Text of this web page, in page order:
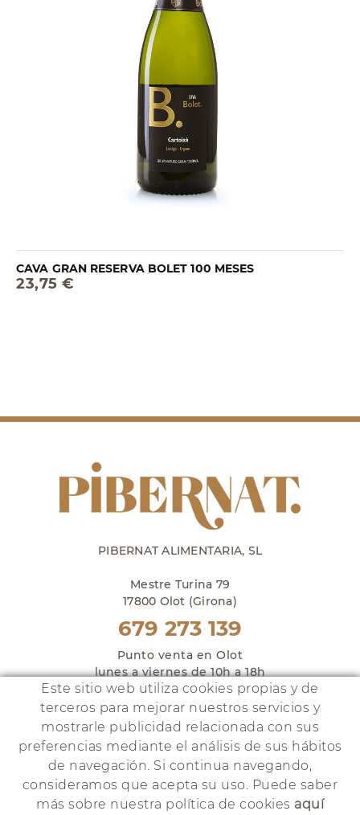
CAVA GRAN RESERVA BOLET 100 MESES
23,75 €
PIBERNAT ALIMENTARIA, SL
Mestre Turina 79
17800 Olot (Girona)
679 273 139
Punto venta en Olot
lunes a viernes de 10h a 18h
y sábados de 10h a 14h
Este proyecto ha sido financiado por:
Este sitio web utiliza cookies propias y de
terceros para mejorar nuestros servicios y
mostrarle publicidad relacionada con sus
preferencias mediante el análisis de sus hábitos
de navegación. Si continua navegando,
consideramos que acepta su uso. Puede saber
más sobre nuestra política de cookies aquí